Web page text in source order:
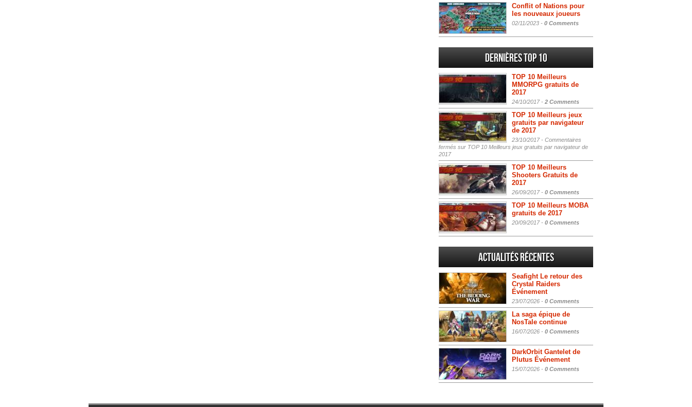
Conflit of Nations pour
les nouveaux joueurs
02/11/2023 - 0 Comments
Dernières Top 10
TOP 10 Meilleurs
MMORPG gratuits de
2017
24/10/2017 - 2 Comments
TOP 10 Meilleurs jeux
gratuits par navigateur
de 2017
23/10/2017 - Commentaires
fermés sur TOP 10 Meilleurs jeux gratuits par navigateur de
2017
TOP 10 Meilleurs
Shooters Gratuits de
2017
26/09/2017 - 0 Comments
TOP 10 Meilleurs MOBA
gratuits de 2017
20/09/2017 - 0 Comments
Actualités Récentes
Seafight Le retour des
Crystal Raiders
Événement
23/07/2026 - 0 Comments
La saga épique de
NosTale continue
16/07/2026 - 0 Comments
DarkOrbit Gantelet de
Plutus Événement
15/07/2026 - 0 Comments